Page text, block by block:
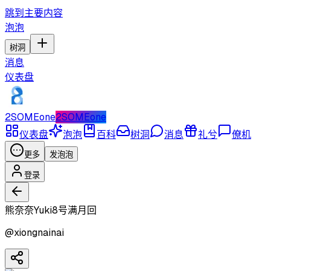
跳到主要内容
泡泡
树洞
消息
仪表盘
2SOMEone2SOMEone
仪表盘
泡泡 百科 树洞 消息 礼兮 僚机
更多 发泡泡
登录
熊奈奈Yuki8号满月回
@xiongnainai